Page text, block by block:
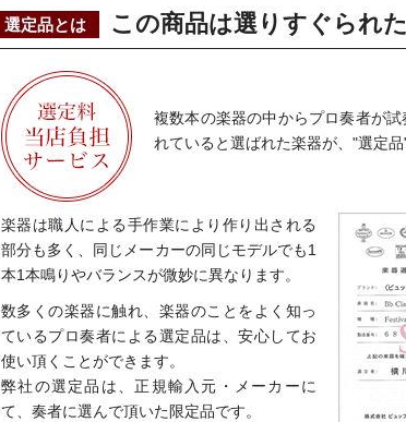
選定品とは この商品は選りすぐられ
複数本の楽器の中からプロ奏者が
れていると選ばれた楽器が、"選定品
楽器は職人による手作業により作り出される
部分も多く、同じメーカーの同じモデルでも1
本1本鳴りやバランスが微妙に異なります。
数多くの楽器に触れ、楽器のことをよく知っ
ているプロ奏者による選定品は、安心してお
使い頂くことができます。
弊社の選定品は、正規輸入元・メーカーに
て、奏者に選んで頂いた限定品です。